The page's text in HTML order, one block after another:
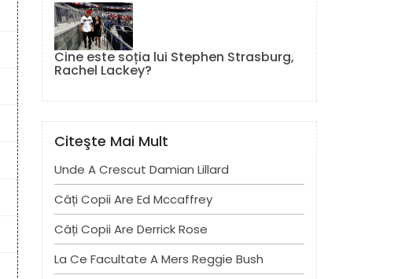
Cine este soția lui Stephen Strasburg,
Rachel Lackey?
Citeşte Mai Mult
Unde A Crescut Damian Lillard
Câți Copii Are Ed Mccaffrey
Câți Copii Are Derrick Rose
La Ce Facultate A Mers Reggie Bush